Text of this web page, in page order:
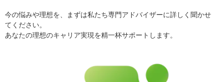
今の悩みや理想を、まずは私たち専門アドバイザーに詳しく聞かせ
てください。
あなたの理想のキャリア実現を精一杯サポートします。